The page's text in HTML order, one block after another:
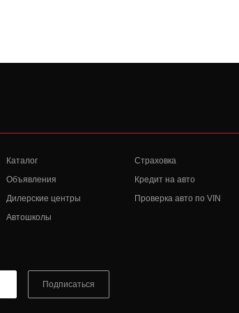
Каталог
Объявления
Дилерские центры
Автошколы
Страховка
Кредит на авто
Проверка авто по VIN
Подписаться